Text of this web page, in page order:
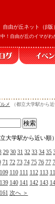
由が丘ネット（β版）
！自由が丘のイマがわ
メ （都立大学駅から近
大学駅から近い順）
29 30 31 32 33 34 35
71 72 73 74 75 76 77
109 110 111 112 113
139 140 141 142 143
161 次へ ＞